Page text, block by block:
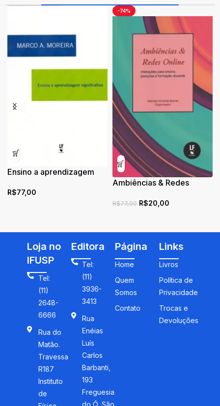
Ensino a aprendizagem
R$77,00
-74%
Ambiências & Redes
ensino, pesquisa e
R$77,00 R$20,00
Loja no
IFUSP
Tel:
(11)
2648-
6666
Rua do
Matão.
Travessa
R187
Instituto
de
Editora
Tel:
(11)
3936-
3413
Rua
Enéias
Luís
Carlos
Barbanti,
193
Freguesia
do Ó, São
Página
Home
Quem
Somos
Contato
Links
Livros
Política de
Privacidade
Trocas e
Devoluções